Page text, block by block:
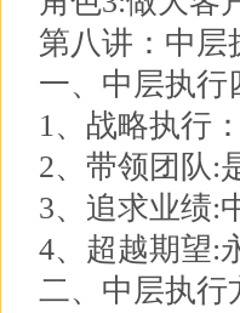
第八讲：中层
一、中层执行
1、战略执行
2、带领团队:
3、追求业绩
4、超越期望:
二、中层执行